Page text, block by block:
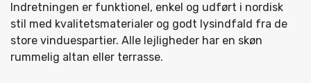
Indretningen er funktionel, enkel og udført i nordisk
stil med kvalitetsmaterialer og godt lysindfald fra de
store vinduespartier. Alle lejligheder har en skøn
rummelig altan eller terrasse.